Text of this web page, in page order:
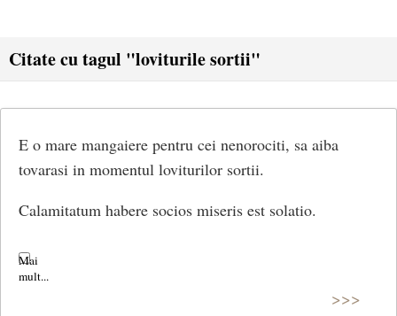
Citate cu tagul "loviturile sortii"
E o mare mangaiere pentru cei nenorociti, sa aiba
tovarasi in momentul loviturilor sortii.
Calamitatum habere socios miseris est solatio.
>>>